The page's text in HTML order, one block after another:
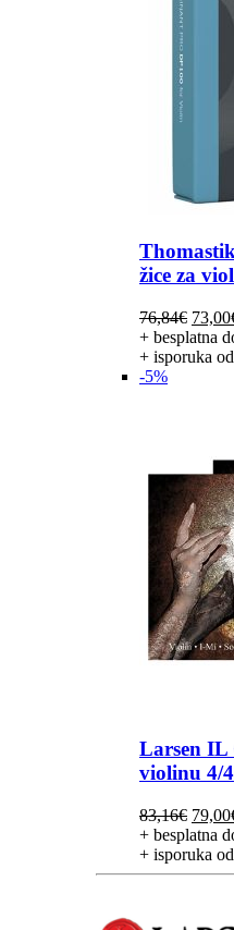
žice za
76,84€
cijena
bila
73,00
+ besplatna
+ isporuka
-5%
Larsen IL
violinu 4/4
83,16€
cijena
bila
je:
79,00
+ besplatna
+ isporuka